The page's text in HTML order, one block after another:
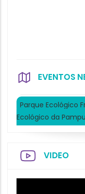
EVENTOS
Parque Ecológico
Ecológico da
VIDEO